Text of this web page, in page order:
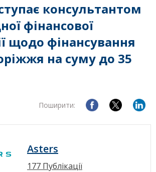
консультантом
фінансової
щодо фінансування
на суму до 35
Поширити:
Asters
177 Публікації